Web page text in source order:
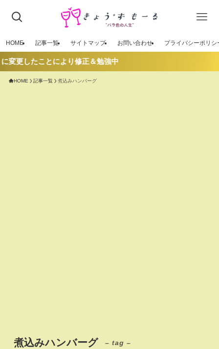
HOME 記事一覧 サイトマップ お問い合わせ プライバシーポリシ
更したことにより修正＆勉強中
HOME 記事一覧 煮込みハンバーグ
煮込みハンバーグ – tag –